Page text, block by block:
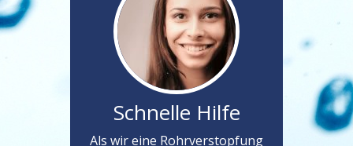
Schnelle Hilfe
Als wir eine Rohrverstopfung